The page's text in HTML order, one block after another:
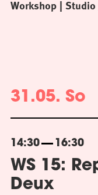
Workshop
31.05. So
14:30 16:30
WS 15:
Deux